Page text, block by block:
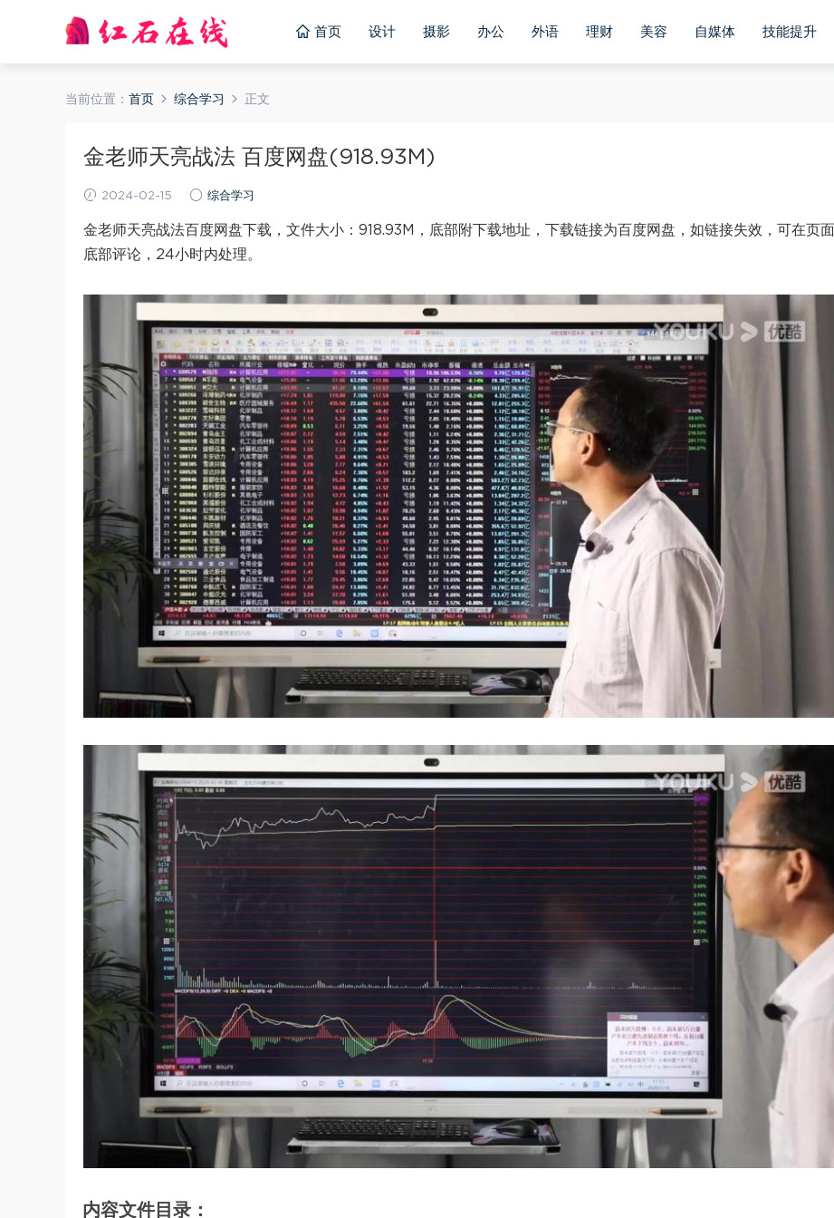
首页 设计 摄影 办公 外语 理财 美容 自媒体 技能提升
当前位置： 首页 综合学习 正文
金老师天亮战法 百度网盘(918.93M)
2024-02-15 综合学习
金老师天亮战法百度网盘下载，文件大小：918.93M，底部附下载地址，下载链接为百度网盘，如链接失效，可在页面
底部评论，24小时内处理。
内容文件目录：